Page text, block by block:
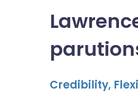
Credibility,